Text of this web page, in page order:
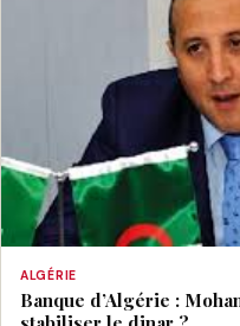
ALGÉRIE
Banque d’Algérie :